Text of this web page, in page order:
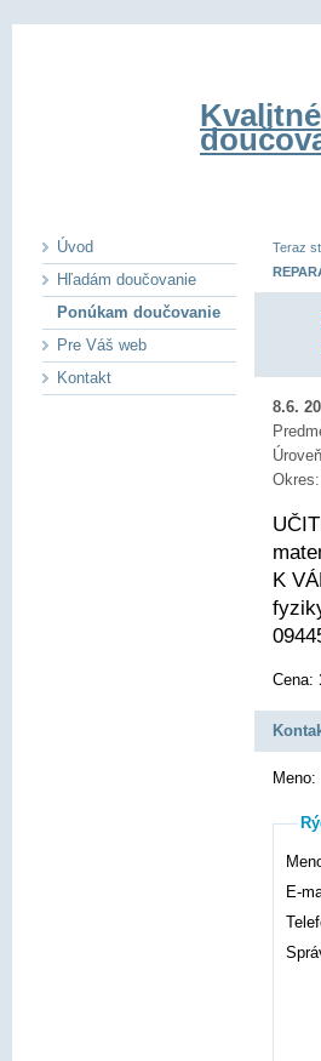
Kvalitné
Teraz
8.6.
Okres:
K
Cena:
Meno:
E-
Úvod
Hľadám doučovanie
Ponúkam doučovanie
Pre Váš web
Kontakt